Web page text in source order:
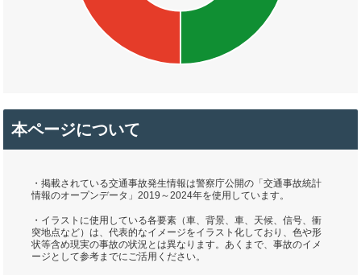
本ページについて
・掲載されている交通事故発生情報は警察庁公開の「交通事故統計
情報のオープンデータ」2019～2024年を使用しています。
・イラストに使用している各要素（車、背景、車、天候、信号、衝
突地点など）は、代表的なイメージをイラスト化しており、色や形
状等含め現実の事故の状況とは異なります。あくまで、事故のイメ
ージとして参考までにご活用ください。